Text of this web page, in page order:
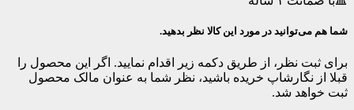
شما هم می‌توانید در مورد این کالا نظر بدهید.
برای ثبت نظر، از طریق دکمه زیر اقدام نمایید. اگر این محصول را
قبلا از نگارشاپ خریده باشید، نظر شما به عنوان مالک محصول
ثبت خواهد شد.